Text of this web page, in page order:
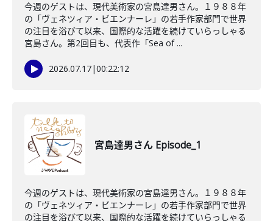
今週のゲストは、現代美術家の宮島達男さん。１９８８年
の「ヴェネツィア・ビエンナーレ」の若手作家部門で世界
の注目を浴びて以来、国際的な活躍を続けていらっしゃる
宮島さん。第2回目も、代表作「Sea of ...
2026.07.17|00:22:12
宮島達男さん Episode_1
今週のゲストは、現代美術家の宮島達男さん。１９８８年
の「ヴェネツィア・ビエンナーレ」の若手作家部門で世界
の注目を浴びて以来、国際的な活躍を続けていらっしゃる